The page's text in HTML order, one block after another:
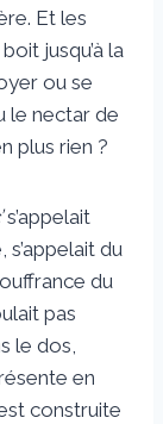
Et les
jusqu’à la
ou se
le nectar de
plus rien ?
s’appelait
du
du
pas
le dos,
en
construite